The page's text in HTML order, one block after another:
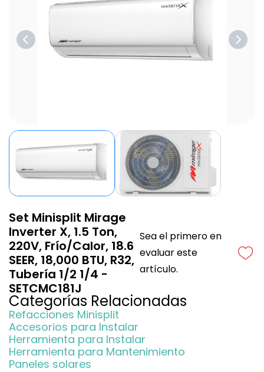
Set Minisplit Mirage
Inverter X, 1.5 Ton,
220V, Frío/Calor, 18.6
SEER, 18,000 BTU, R32,
Tubería 1/2 1/4 -
SETCMC181J
Sea el primero en
evaluar este
artículo.
Categorías Relacionadas
Refacciones Minisplit
Accesorios para Instalar
Herramienta para Instalar
Herramienta para Mantenimiento
Paneles solares